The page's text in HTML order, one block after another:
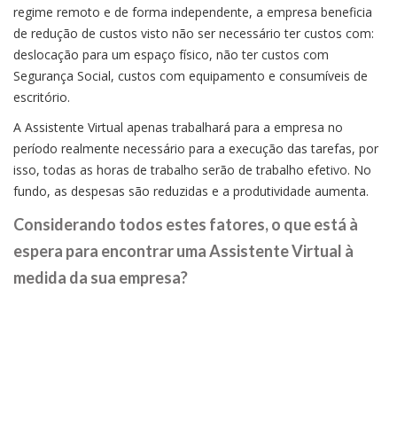
regime remoto e de forma independente, a empresa beneficia
de redução de custos visto não ser necessário ter custos com:
deslocação para um espaço físico, não ter custos com
Segurança Social, custos com equipamento e consumíveis de
escritório.
A Assistente Virtual apenas trabalhará para a empresa no
período realmente necessário para a execução das tarefas, por
isso, todas as horas de trabalho serão de trabalho efetivo. No
fundo, as despesas são reduzidas e a produtividade aumenta.
Considerando todos estes fatores, o que está à
espera para encontrar uma Assistente Virtual à
medida da sua empresa?